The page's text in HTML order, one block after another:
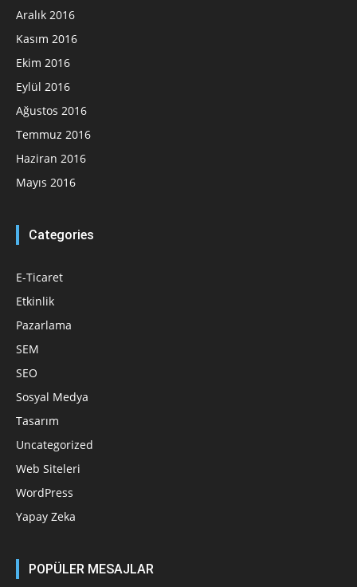
Aralık 2016
Kasım 2016
Ekim 2016
Eylül 2016
Ağustos 2016
Temmuz 2016
Haziran 2016
Mayıs 2016
Categories
E-Ticaret
Etkinlik
Pazarlama
SEM
SEO
Sosyal Medya
Tasarım
Uncategorized
Web Siteleri
WordPress
Yapay Zeka
POPÜLER MESAJLAR